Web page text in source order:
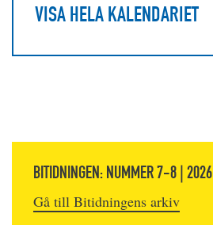
VISA HELA KALENDARIET
BITIDNINGEN: NUMMER 7-8 | 2026
Gå till Bitidningens arkiv